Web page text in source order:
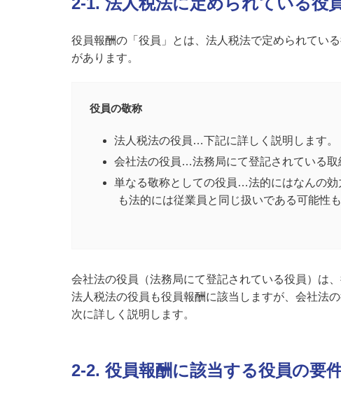
役員報酬の「役員」とは、法人税法で定められてい
があります。
役員の敬称
法人税法の役員…下記に詳しく説明します。
会社法の役員…法務局にて登記されている取
単なる敬称としての役員…法的にはなんの
も法的には従業員と同じ扱いである可能性
会社法の役員（法務局にて登記されている役員）は、
法人税法の役員も役員報酬に該当しますが、会社法
次に詳しく説明します。
2-2. 役員報酬に該当する役員の要